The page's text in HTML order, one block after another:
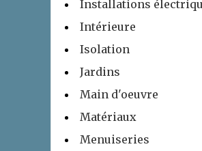
Installations
Intérieure
Isolation
Jardins
Main d'oeuvre
Matériaux
Menuiseries